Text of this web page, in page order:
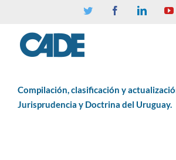
Twitter FacebookLinkedin
Compilación, clasificación y
Jurisprudencia y Doctrina del Uruguay.